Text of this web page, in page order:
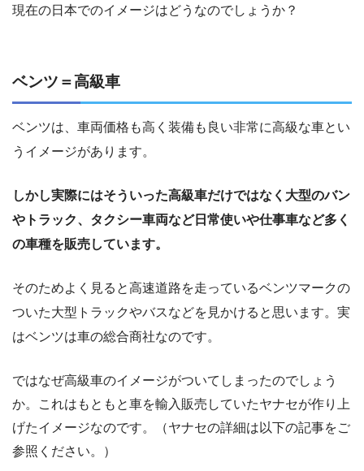
現在の日本でのイメージはどうなのでしょうか？
ベンツ＝高級車
ベンツは、車両価格も高く装備も良い非常に高級な車とい
うイメージがあります。
しかし実際にはそういった高級車だけではなく大型のバン
やトラック、タクシー車両など日常使いや仕事車など多く
の車種を販売しています。
そのためよく見ると高速道路を走っているベンツマークの
ついた大型トラックやバスなどを見かけると思います。実
はベンツは車の総合商社なのです。
ではなぜ高級車のイメージがついてしまったのでしょう
か。これはもともと車を輸入販売していたヤナセが作り上
げたイメージなのです。（ヤナセの詳細は以下の記事をご
参照ください。）